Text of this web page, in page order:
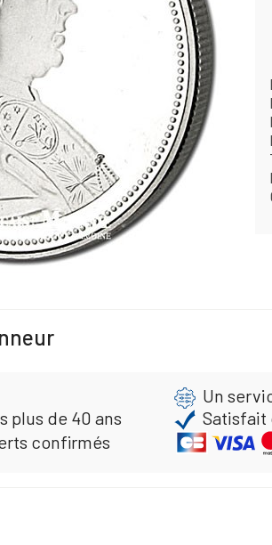
Un
plus de 40 ans
Satisfait
confirmés